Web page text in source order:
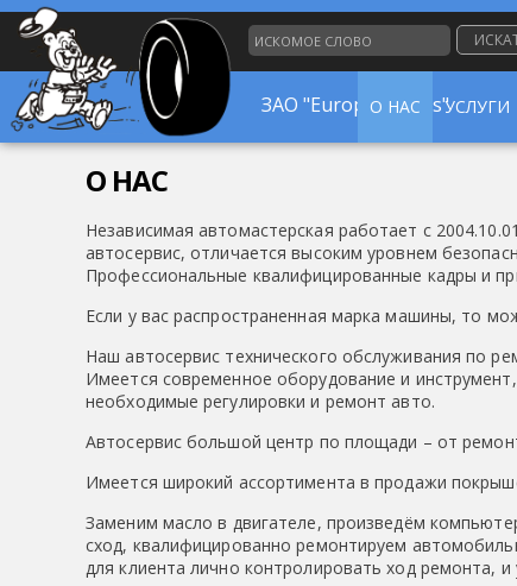
О НАС УСЛУГИ
О НАС
Независимая автомастерская работает с
автосервис, отличается высоким уровнем
Профессиональные квалифицированные кадры и
Если у вас распространенная марка машины, то
Наш автосервис технического обслуживания по
Имеется современное оборудование и
необходимые регулировки и ремонт авто.
Автосервис большой центр по площади – от
Имеется широкий ассортимента в продажи
Заменим масло в двигателе, произведём
сход, квалифицированно ремонтируем
для клиента лично контролировать ход ремонта,